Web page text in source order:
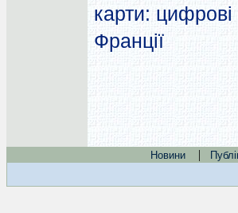
карти: цифрові
Франції
Новини |